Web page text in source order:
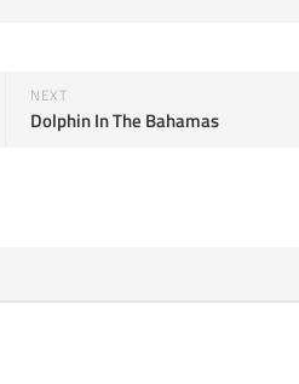
NEXT
Dolphin In The Bahamas